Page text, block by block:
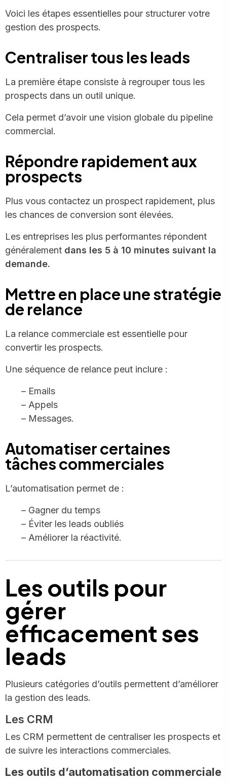
Voici les étapes essentielles pour structurer votre
gestion des prospects.
Centraliser tous les leads
La première étape consiste à regrouper tous les
prospects dans un outil unique.
Cela permet d’avoir une vision globale du pipeline
commercial.
Répondre rapidement aux
prospects
Plus vous contactez un prospect rapidement, plus
les chances de conversion sont élevées.
Les entreprises les plus performantes répondent
généralement dans les 5 à 10 minutes suivant la
demande.
Mettre en place une stratégie
de relance
La relance commerciale est essentielle pour
convertir les prospects.
Une séquence de relance peut inclure :
– Emails
– Appels
– Messages.
Automatiser certaines
tâches commerciales
L’automatisation permet de :
– Gagner du temps
– Éviter les leads oubliés
– Améliorer la réactivité.
Les outils pour
gérer
efficacement ses
leads
Plusieurs catégories d’outils permettent d’améliorer
la gestion des leads.
Les CRM
Les CRM permettent de centraliser les prospects et
de suivre les interactions commerciales.
Les outils d’automatisation commerciale